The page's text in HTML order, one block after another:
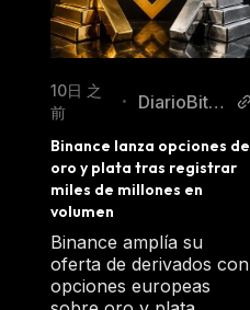
10日 之
前
•
DiarioBitco
Binance lanza opciones de
oro y plata tras registrar
miles de millones en
volumen
Binance amplía su
oferta de derivados con
opciones europeas